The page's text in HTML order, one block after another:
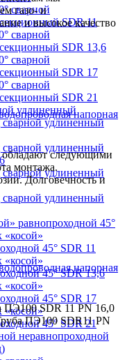
сварной
SDR 11
сварной
SDR 13,6
сварной
SDR 17
сварной
SDR 21
удлиненный
сварной удлиненный
сварной удлиненный
сварной удлиненный
сварной удлиненный
равнопроходной 45°
«косой»
45° SDR 11
«косой»
45° SDR 13,6
«косой»
45° SDR 17
«косой»
45° SDR 21
неравнопроходной
газо- и
и высокое качество
напорная
обладают следующими
монтажа.
Долговечность и
напорная
ПЭ100 SDR 11 PN 16,0
ПЭ100 SDR11 PN